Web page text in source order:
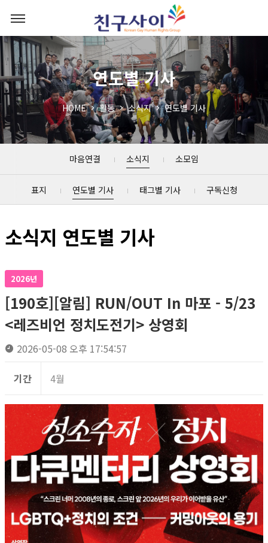
연도별 기사
HOME 활동 소식지 연도별 기사
마음연결 소식지 소모임
표지 연도별 기사 태그별 기사 구독신청
소식지 연도별 기사
2026년
[190호][알림] RUN/OUT In 마포 - 5/23
<레즈비언 정치도전기> 상영회
2026-05-08 오후 17:54:57
기간 4월